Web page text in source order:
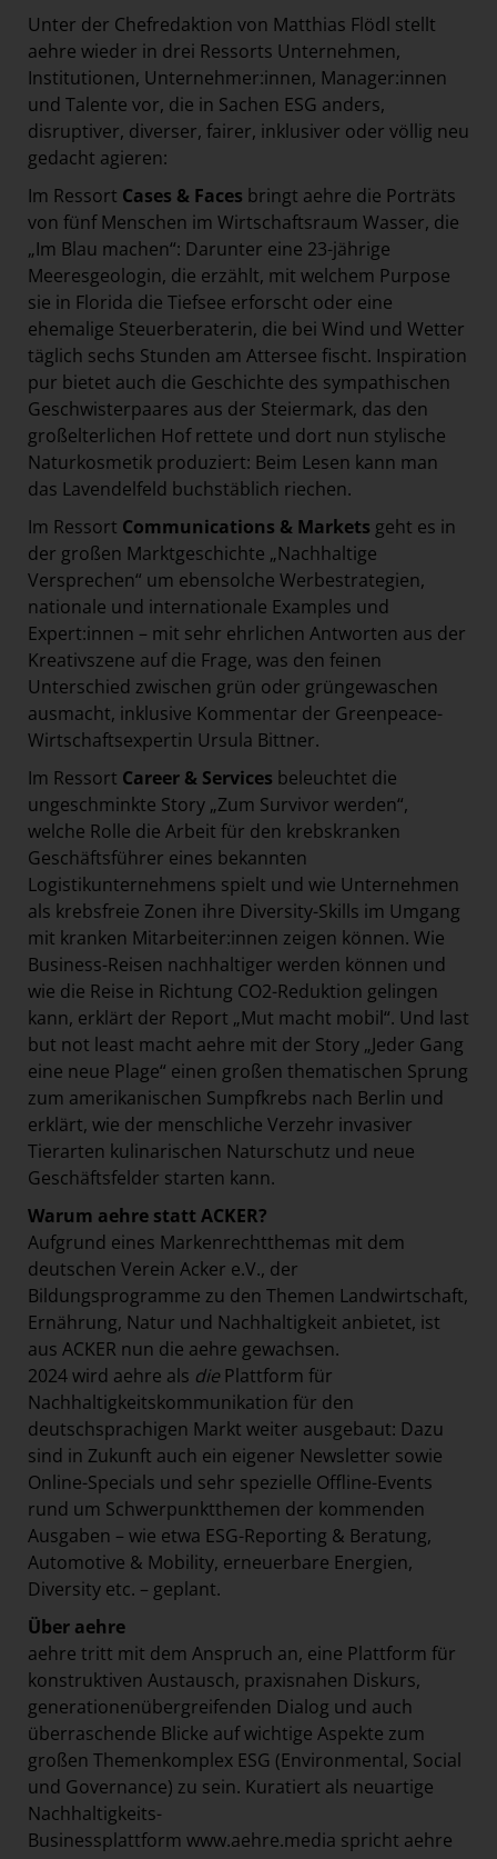
Unter der Chefredaktion von Matthias Flödl stellt
aehre wieder in drei Ressorts Unternehmen,
Institutionen, Unternehmer:innen, Manager:innen
und Talente vor, die in Sachen ESG anders,
disruptiver, diverser, fairer, inklusiver oder völlig neu
gedacht agieren:
Im Ressort Cases & Faces bringt aehre die Porträts
von fünf Menschen im Wirtschaftsraum Wasser, die
„Im Blau machen“: Darunter eine 23-jährige
Meeresgeologin, die erzählt, mit welchem Purpose
sie in Florida die Tiefsee erforscht oder eine
ehemalige Steuerberaterin, die bei Wind und Wetter
täglich sechs Stunden am Attersee fischt. Inspiration
pur bietet auch die Geschichte des sympathischen
Geschwisterpaares aus der Steiermark, das den
großelterlichen Hof rettete und dort nun stylische
Naturkosmetik produziert: Beim Lesen kann man
das Lavendelfeld buchstäblich riechen.
Im Ressort Communications & Markets geht es in
der großen Marktgeschichte „Nachhaltige
Versprechen“ um ebensolche Werbestrategien,
nationale und internationale Examples und
Expert:innen – mit sehr ehrlichen Antworten aus der
Kreativszene auf die Frage, was den feinen
Unterschied zwischen grün oder grüngewaschen
ausmacht, inklusive Kommentar der Greenpeace-
Wirtschaftsexpertin Ursula Bittner.
Im Ressort Career & Services beleuchtet die
ungeschminkte Story „Zum Survivor werden“,
welche Rolle die Arbeit für den krebskranken
Geschäftsführer eines bekannten
Logistikunternehmens spielt und wie Unternehmen
als krebsfreie Zonen ihre Diversity-Skills im Umgang
mit kranken Mitarbeiter:innen zeigen können. Wie
Business-Reisen nachhaltiger werden können und
wie die Reise in Richtung CO2-Reduktion gelingen
kann, erklärt der Report „Mut macht mobil“. Und last
but not least macht aehre mit der Story „Jeder Gang
eine neue Plage“ einen großen thematischen Sprung
zum amerikanischen Sumpfkrebs nach Berlin und
erklärt, wie der menschliche Verzehr invasiver
Tierarten kulinarischen Naturschutz und neue
Geschäftsfelder starten kann.
Warum aehre statt ACKER?
Aufgrund eines Markenrechtthemas mit dem
deutschen Verein Acker e.V., der
Bildungsprogramme zu den Themen Landwirtschaft,
Ernährung, Natur und Nachhaltigkeit anbietet, ist
aus ACKER nun die aehre gewachsen.
2024 wird aehre als diePlattform für
Nachhaltigkeitskommunikation für den
deutschsprachigen Markt weiter ausgebaut: Dazu
sind in Zukunft auch ein eigener Newsletter sowie
Online-Specials und sehr spezielle Offline-Events
rund um Schwerpunktthemen der kommenden
Ausgaben – wie etwa ESG-Reporting & Beratung,
Automotive & Mobility, erneuerbare Energien,
Diversity etc. – geplant.
Über aehre
aehre tritt mit dem Anspruch an, eine Plattform für
konstruktiven Austausch, praxisnahen Diskurs,
generationenübergreifenden Dialog und auch
überraschende Blicke auf wichtige Aspekte zum
großen Themenkomplex ESG (Environmental, Social
und Governance) zu sein. Kuratiert als neuartige
Nachhaltigkeits-
Businessplattform www.aehre.media spricht aehre